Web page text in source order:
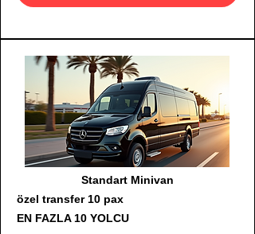
Standart Minivan
özel transfer 10 pax
EN FAZLA 10 YOLCU